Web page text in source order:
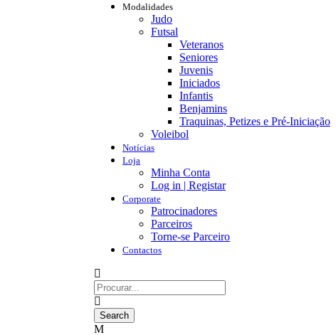
Modalidades
Judo
Futsal
Veteranos
Seniores
Juvenis
Iniciados
Infantis
Benjamins
Traquinas, Petizes e Pré-Iniciação
Voleibol
Notícias
Loja
Minha Conta
Log in | Registar
Corporate
Patrocinadores
Parceiros
Torne-se Parceiro
Contactos